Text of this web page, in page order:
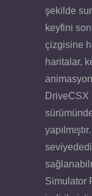
şekilde
keyfini
çizgisine
haritalar,
DriveCSX
Simulator